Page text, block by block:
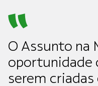
O Assunto na
oportunidade
serem